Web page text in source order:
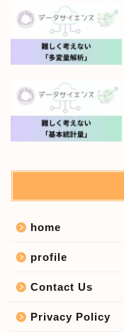
home
profile
Contact Us
Privacy Policy